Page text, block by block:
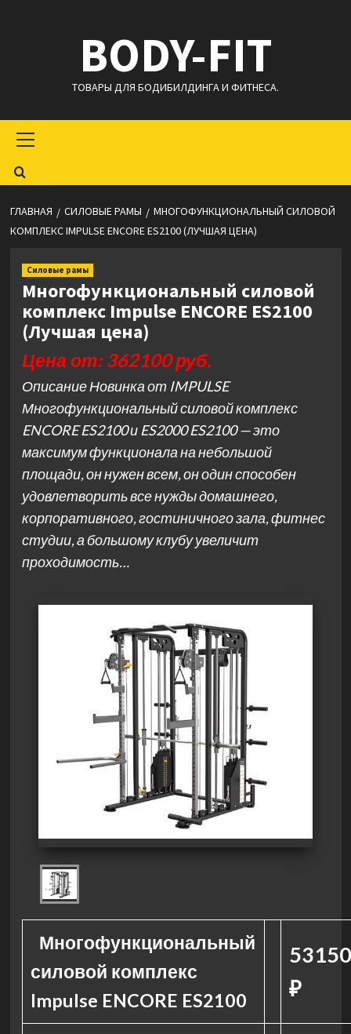
BODY-FIT
ТОВАРЫ ДЛЯ БОДИБИЛДИНГА И ФИТНЕСА.
меню
ГЛАВНАЯ СИЛОВЫЕ РАМЫ
МНОГОФУНКЦИОНАЛЬНЫЙ СИЛОВОЙ
КОМПЛЕКС IMPULSE ENCORE ES2100 (ЛУЧШАЯ ЦЕНА)
Силовые рамы
Многофункциональный силовой
комплекс Impulse ENCORE ES2100
(Лучшая цена)
Цена от: 362100 руб.
Описание Новинка от IMPULSE
Многофункциональный силовой комплекс
ENCORE ES2100 и ES2000 ES2100 — это
максимум функционала на небольшой
площади, он нужен всем, он один способен
удовлетворить все нужды домашнего,
корпоративного, гостиничного зала, фитнес
студии, а большому клубу увеличит
проходимость…
Многофункциональный
силовой комплекс
Impulse ENCORE ES2100
₽